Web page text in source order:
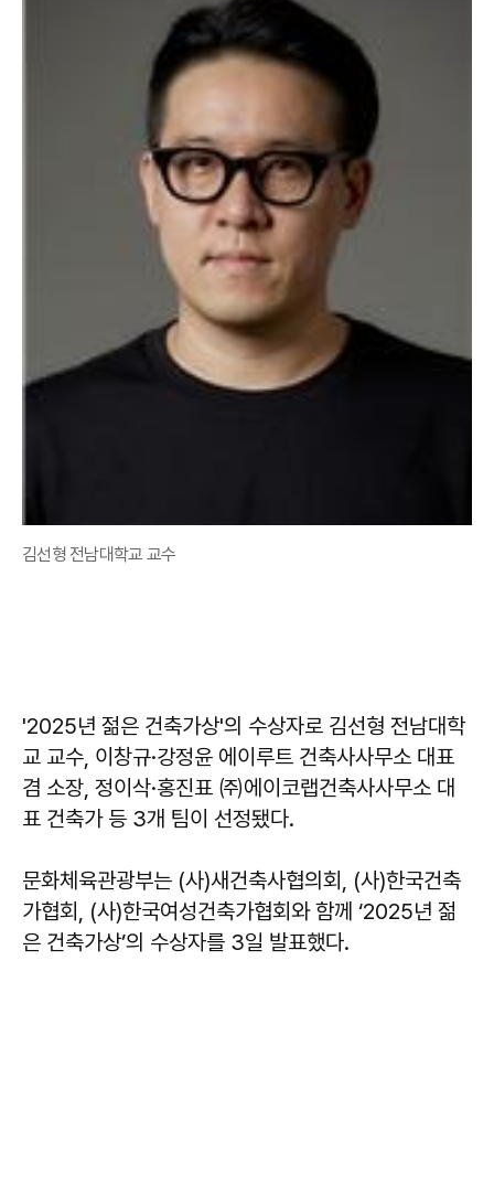
김선형 전남대학교 교수
'2025년 젊은 건축가상'의 수상자로 김선형 전남대학
교 교수, 이창규·강정윤 에이루트 건축사사무소 대표
겸 소장, 정이삭·홍진표 ㈜에이코랩건축사사무소 대
표 건축가 등 3개 팀이 선정됐다.
문화체육관광부는 (사)새건축사협의회, (사)한국건축
가협회, (사)한국여성건축가협회와 함께 ‘2025년 젊
은 건축가상’의 수상자를 3일 발표했다.